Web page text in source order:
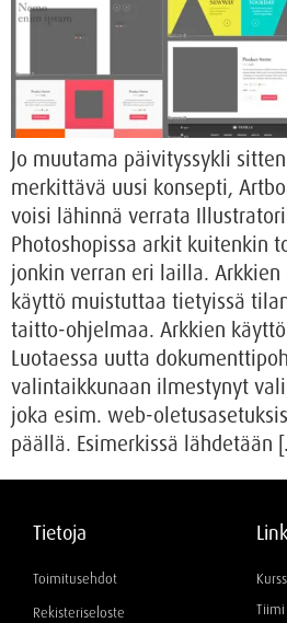
Jo muutama päivityssykli
merkittävä uusi konsepti,
voisi lähinnä verrata
Photoshopissa arkit kuitenkin
jonkin verran eri lailla. Arkkien
käyttö muistuttaa tietyissä
taitto-ohjelmaa. Arkkien
Luotaessa uutta
valintaikkunaan ilmestynyt
joka esim. web-
päällä. Esimerkissä lähdetään
Tietoja
Toimitusehdot
Rekisteriseloste
Tiimi